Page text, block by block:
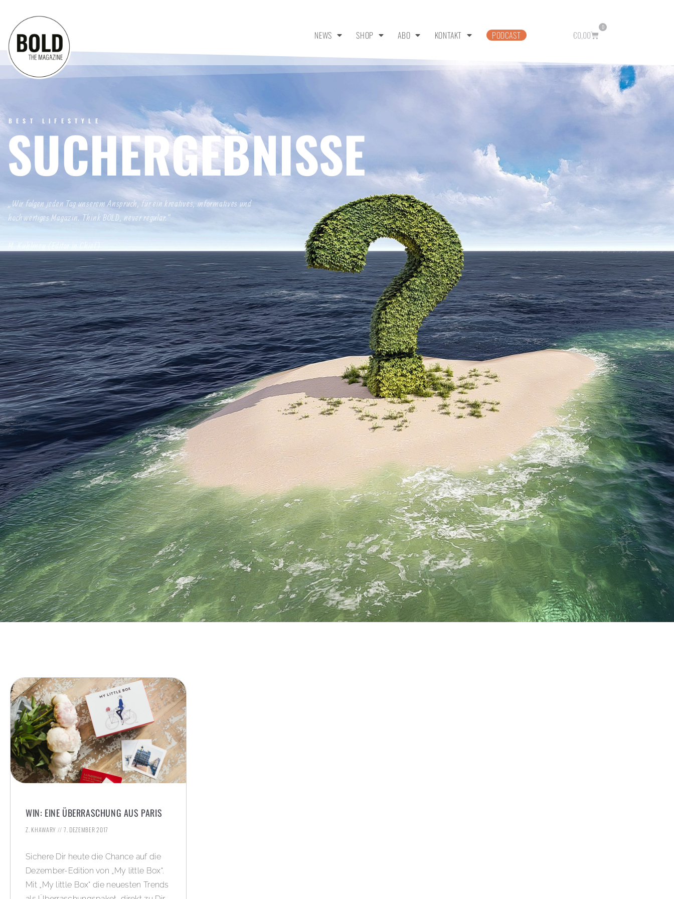
NEWS SHOP ABO KONTAKT PODCAST €0,00
0
BEST LIFESTYLE
SUCHERGEBNISSE
„Wir folgen jeden Tag unserem Anspruch, für ein kreatives, informatives und
hochwertiges Magazin. Think BOLD, never regular.“
WIN: EINE ÜBERRASCHUNG AUS PARIS
Z. KHAWARY 7. DEZEMBER 2017
Sichere Dir heute die Chance auf die
Dezember-Edition von „My little Box“.
Mit „My little Box“ die neuesten Trends